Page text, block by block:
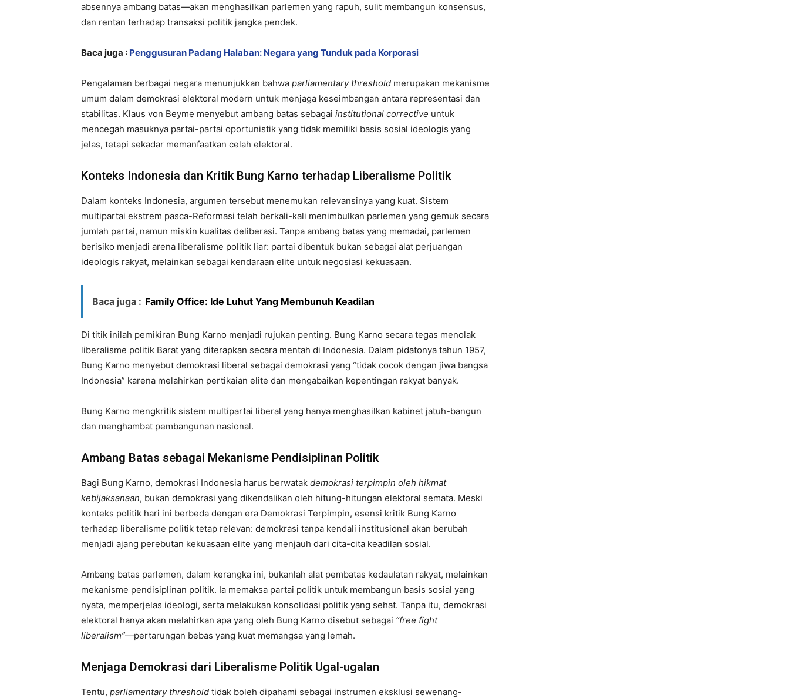
absennya ambang batas—akan menghasilkan parlemen yang rapuh, sulit membangun konsensus,
dan rentan terhadap transaksi politik jangka pendek.
Baca juga : Penggusuran Padang Halaban: Negara yang Tunduk pada Korporasi
Pengalaman berbagai negara menunjukkan bahwa parliamentary threshold merupakan mekanisme
umum dalam demokrasi elektoral modern untuk menjaga keseimbangan antara representasi dan
stabilitas. Klaus von Beyme menyebut ambang batas sebagai institutional corrective untuk
mencegah masuknya partai-partai oportunistik yang tidak memiliki basis sosial ideologis yang
jelas, tetapi sekadar memanfaatkan celah elektoral.
Konteks Indonesia dan Kritik Bung Karno terhadap Liberalisme Politik
Dalam konteks Indonesia, argumen tersebut menemukan relevansinya yang kuat. Sistem
multipartai ekstrem pasca-Reformasi telah berkali-kali menimbulkan parlemen yang gemuk secara
jumlah partai, namun miskin kualitas deliberasi. Tanpa ambang batas yang memadai, parlemen
berisiko menjadi arena liberalisme politik liar: partai dibentuk bukan sebagai alat perjuangan
ideologis rakyat, melainkan sebagai kendaraan elite untuk negosiasi kekuasaan.
Baca juga : Family Office: Ide Luhut Yang Membunuh Keadilan
Di titik inilah pemikiran Bung Karno menjadi rujukan penting. Bung Karno secara tegas menolak
liberalisme politik Barat yang diterapkan secara mentah di Indonesia. Dalam pidatonya tahun 1957,
Bung Karno menyebut demokrasi liberal sebagai demokrasi yang “tidak cocok dengan jiwa bangsa
Indonesia” karena melahirkan pertikaian elite dan mengabaikan kepentingan rakyat banyak.
Bung Karno mengkritik sistem multipartai liberal yang hanya menghasilkan kabinet jatuh-bangun
dan menghambat pembangunan nasional.
Ambang Batas sebagai Mekanisme Pendisiplinan Politik
Bagi Bung Karno, demokrasi Indonesia harus berwatak demokrasi terpimpin oleh hikmat
kebijaksanaan, bukan demokrasi yang dikendalikan oleh hitung-hitungan elektoral semata. Meski
konteks politik hari ini berbeda dengan era Demokrasi Terpimpin, esensi kritik Bung Karno
terhadap liberalisme politik tetap relevan: demokrasi tanpa kendali institusional akan berubah
menjadi ajang perebutan kekuasaan elite yang menjauh dari cita-cita keadilan sosial.
Ambang batas parlemen, dalam kerangka ini, bukanlah alat pembatas kedaulatan rakyat, melainkan
mekanisme pendisiplinan politik. Ia memaksa partai politik untuk membangun basis sosial yang
nyata, memperjelas ideologi, serta melakukan konsolidasi politik yang sehat. Tanpa itu, demokrasi
elektoral hanya akan melahirkan apa yang oleh Bung Karno disebut sebagai “free fight
liberalism”—pertarungan bebas yang kuat memangsa yang lemah.
Menjaga Demokrasi dari Liberalisme Politik Ugal-ugalan
Tentu, parliamentary threshold tidak boleh dipahami sebagai instrumen eksklusi sewenang-